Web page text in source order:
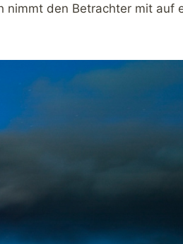
den Betrachter mit auf